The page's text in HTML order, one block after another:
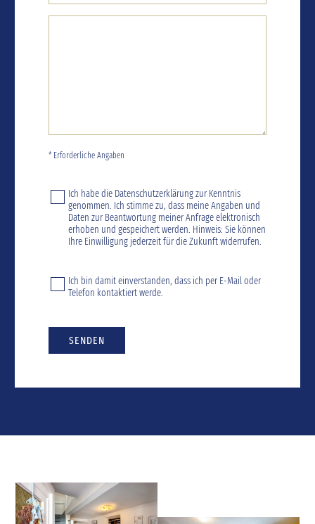
* Erforderliche Angaben
Ich habe die Datenschutzerklärungzur Kenntnis
genommen. Ich stimme zu, dass meine Angaben und
Daten zur Beantwortung meiner Anfrage elektronisch
erhoben und gespeichert werden. Hinweis: Sie können
Ihre Einwilligung jederzeit für die Zukunft widerrufen.
Ich bin damit einverstanden, dass ich per E-Mail oder
Telefon kontaktiert werde.
SENDEN